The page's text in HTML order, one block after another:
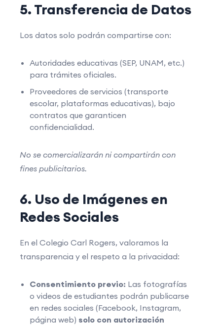
5. Transferencia de Datos
Los datos solo podrán compartirse con:
Autoridades educativas (SEP, UNAM, etc.)
para trámites oficiales.
Proveedores de servicios (transporte
escolar, plataformas educativas), bajo
contratos que garanticen
confidencialidad.
No se comercializarán ni compartirán con
fines publicitarios.
6. Uso de Imágenes en
Redes Sociales
En el Colegio Carl Rogers, valoramos la
transparencia y el respeto a la privacidad:
Consentimiento previo: Las fotografías
o videos de estudiantes podrán publicarse
en redes sociales (Facebook, Instagram,
página web) solo con autorización